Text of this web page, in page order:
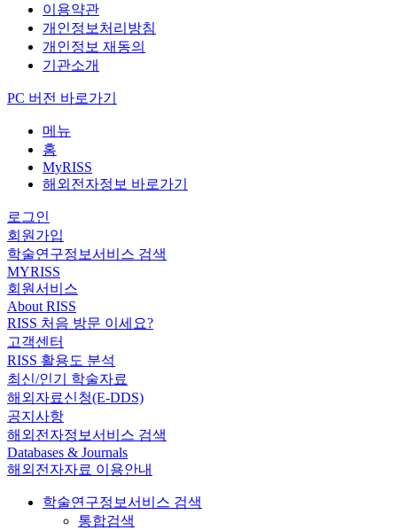
이용약관
개인정보처리방침
개인정보 재동의
기관소개
PC 버전 바로가기
메뉴
홈
MyRISS
해외전자정보 바로가기
로그인
회원가입
학술연구정보서비스 검색
MYRISS
회원서비스
About RISS
RISS 처음 방문 이세요?
고객센터
RISS 활용도 분석
최신/인기 학술자료
해외자료신청(E-DDS)
공지사항
해외전자정보서비스 검색
Databases & Journals
해외전자자료 이용안내
학술연구정보서비스 검색
통합검색